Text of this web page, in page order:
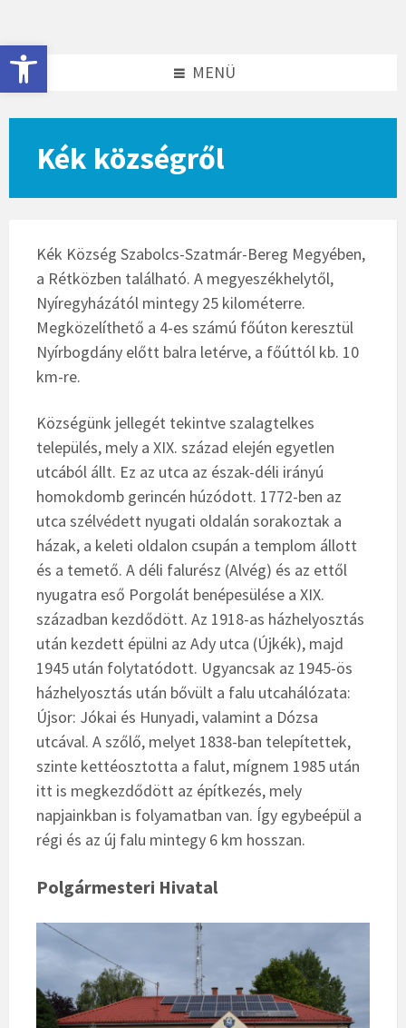
Eszköztár megnyitása
content
footer
MENÜ
Kék községről
Kék Község Szabolcs-Szatmár-Bereg Megyében,
a Rétközben található. A megyeszékhelytől,
Nyíregyházától mintegy 25 kilométerre.
Megközelíthető a 4-es számú főúton keresztül
Nyírbogdány előtt balra letérve, a főúttól kb. 10
km-re.
Községünk jellegét tekintve szalagtelkes
település, mely a XIX. század elején egyetlen
utcából állt. Ez az utca az észak-déli irányú
homokdomb gerincén húzódott. 1772-ben az
utca szélvédett nyugati oldalán sorakoztak a
házak, a keleti oldalon csupán a templom állott
és a temető. A déli falurész (Alvég) és az ettől
nyugatra eső Porgolát benépesülése a XIX.
században kezdődött. Az 1918-as házhelyosztás
után kezdett épülni az Ady utca (Újkék), majd
1945 után folytatódott. Ugyancsak az 1945-ös
házhelyosztás után bővült a falu utcahálózata:
Újsor: Jókai és Hunyadi, valamint a Dózsa
utcával. A szőlő, melyet 1838-ban telepítettek,
szinte kettéosztotta a falut, mígnem 1985 után
itt is megkezdődött az építkezés, mely
napjainkban is folyamatban van. Így egybeépül a
régi és az új falu mintegy 6 km hosszan.
Polgármesteri Hivatal